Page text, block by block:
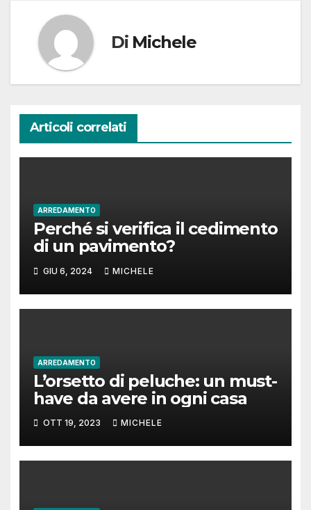
Di Michele
Articoli correlati
ARREDAMENTO
Perché si verifica il cedimento
di un pavimento?
GIU 6, 2024 MICHELE
ARREDAMENTO
L’orsetto di peluche: un must-
have da avere in ogni casa
OTT 19, 2023 MICHELE